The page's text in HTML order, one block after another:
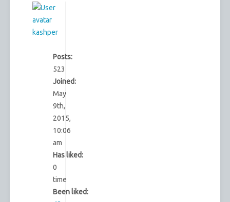
kashper
Posts:
523
Joined:
May
9th,
2015,
10:06
am
Has liked:
0
time
Been liked: